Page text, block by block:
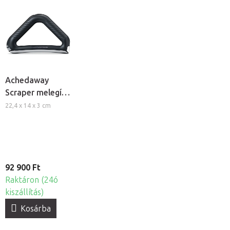
Achedaway
Scraper melegítő
fascia kés
22,4 x 14 x 3 cm
92 900 Ft
Raktáron (24ó
kiszállítás)
Kosárba